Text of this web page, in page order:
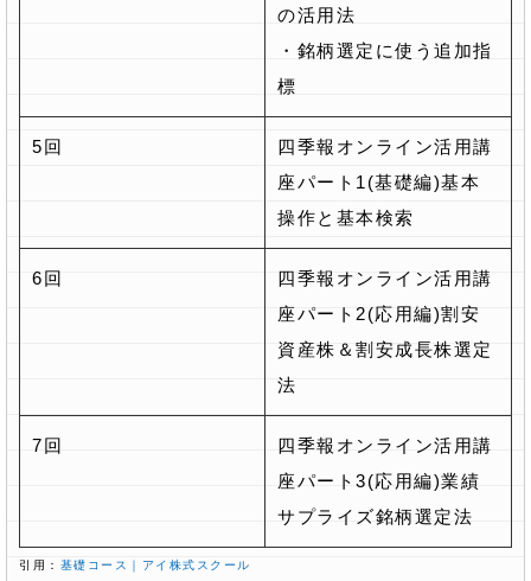
の活用法
・銘柄選定に使う追加指
標
5回
四季報オンライン活用講
座パート1(基礎編)基本
操作と基本検索
6回
四季報オンライン活用講
座パート2(応用編)割安
資産株＆割安成長株選定
法
7回
四季報オンライン活用講
座パート3(応用編)業績
サプライズ銘柄選定法
引用： 基礎コース｜アイ株式スクール